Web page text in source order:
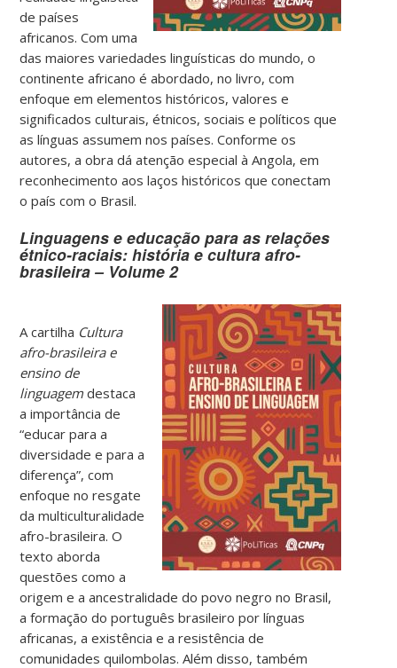
de países
africanos. Com uma
das maiores variedades linguísticas do mundo, o
continente africano é abordado, no livro, com
enfoque em elementos históricos, valores e
significados culturais, étnicos, sociais e políticos que
as línguas assumem nos países. Conforme os
autores, a obra dá atenção especial à Angola, em
reconhecimento aos laços históricos que conectam
o país com o Brasil.
Linguagens e educação para as relações
étnico-raciais: história e cultura afro-
brasileira – Volume 2
A cartilha Cultura
afro-brasileira e
ensino de
linguagemdestaca
a importância de
“educar para a
diversidade e para a
diferença”, com
enfoque no resgate
da multiculturalidade
afro-brasileira. O
texto aborda
questões como a
origem e a ancestralidade do povo negro no Brasil,
a formação do português brasileiro por línguas
africanas, a existência e a resistência de
comunidades quilombolas. Além disso, também